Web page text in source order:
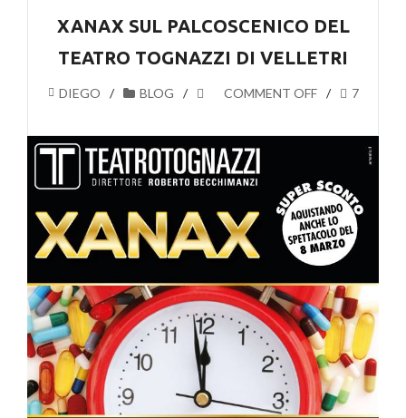
XANAX SUL PALCOSCENICO DEL
TEATRO TOGNAZZI DI VELLETRI
DIEGO BLOG COMMENT OFF 7